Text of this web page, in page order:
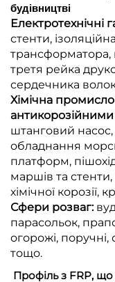
будівництві
Електротехнічні
стенти,
трансформатора,
третя рейка
сердечника
Хімічна
штанговий
обладнання
платформ,
маршів та
хімічної
Сфери розваг:
парасольок,
огорожі,
тощо.
Профіль з FRP,